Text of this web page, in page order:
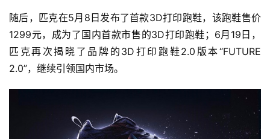
随后，匹克在5月8日发布了首款3D打印跑鞋，该跑鞋售价
1299元，成为了国内首款市售的3D打印跑鞋；6月19日，
匹克再次揭晓了品牌的3D打印跑鞋2.0版本“FUTURE
2.0”，继续引领国内市场。